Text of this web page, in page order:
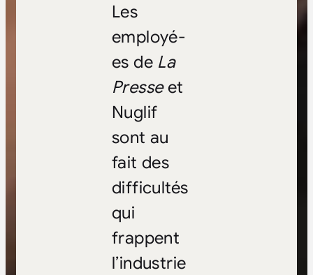
Les
employé-
es de La
Presseet
Nuglif
sont au
fait des
difficultés
qui
frappent
l’industrie